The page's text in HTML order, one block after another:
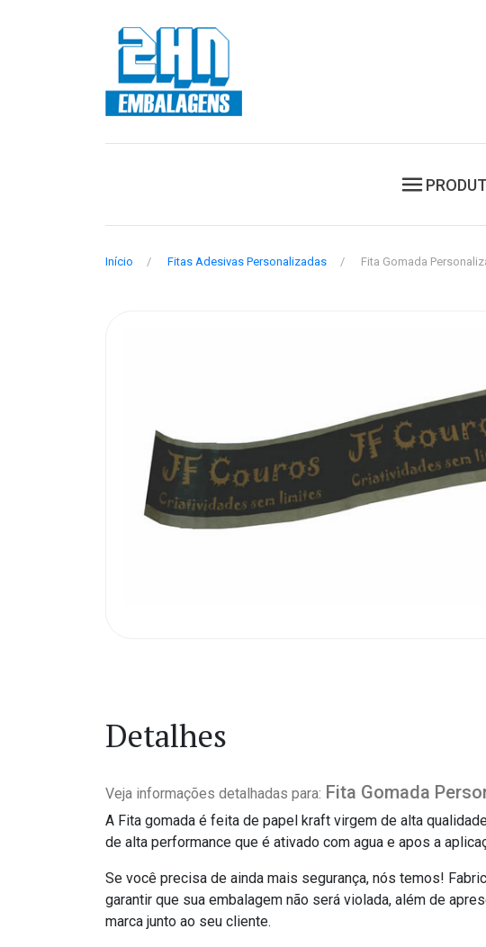
Início Fitas Adesivas Personalizadas Fita Gomada
Detalhes
Veja informações detalhadas para: Fita Gomada
A Fita gomada é feita de papel kraft virgem de alta
de alta performance que é ativado com agua e apos a
Se você precisa de ainda mais segurança, nós temos!
garantir que sua embalagem não será violada, além de
marca junto ao seu cliente.